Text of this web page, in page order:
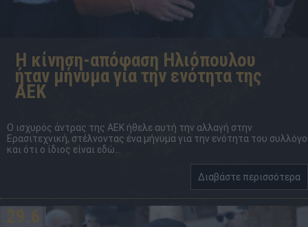
Η κίνηση-απόφαση Ηλιόπουλου
ήταν μήνυμα για την ενότητα της
ΑΕΚ
Ο ισχυρός άντρας της ΑΕΚ ήθελε αυτή την αλλαγή στην
Ερασιτεχνική, στέλνοντας ένα μήνυμα για την ενότητα του
και ότι ο ίδιος είναι εδώ...
Διαβάστε περισσότερα